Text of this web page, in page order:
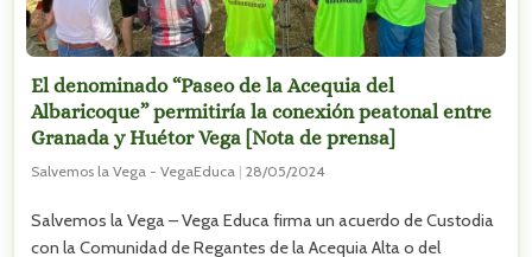
El denominado “Paseo de la Acequia del
Albaricoque” permitiría la conexión peatonal entre
Granada y Huétor Vega [Nota de prensa]
Salvemos la Vega - VegaEduca | 28/05/2024
Salvemos la Vega – Vega Educa firma un acuerdo de Custodia
con la Comunidad de Regantes de la Acequia Alta o del